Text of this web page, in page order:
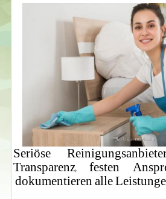
Seriöse
Transparenz, festen
dokumentieren alle